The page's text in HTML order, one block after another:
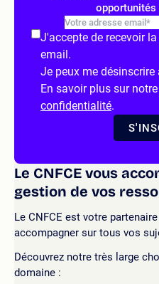
J'accepte de recevoir
email.
Je peux me
En savoir plus sur notre
confidentialité.
Le CNFCE vous
gestion de vos
Le CNFCE est votre
accompagner sur tous vos
Découvrez notre très large
domaine :